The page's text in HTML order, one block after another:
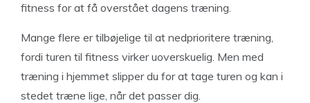
fitness for at få overstået dagens træning.
Mange flere er tilbøjelige til at nedprioritere træning,
fordi turen til fitness virker uoverskuelig. Men med
træning i hjemmet slipper du for at tage turen og kan i
stedet træne lige, når det passer dig.